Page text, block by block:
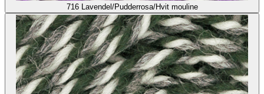
716 Lavendel/Pudderrosa/Hvit mouline